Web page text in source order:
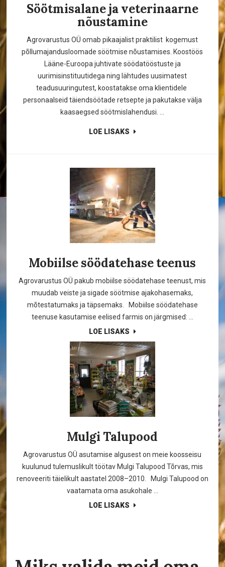
Söötmisalane ja veterinaarne
nõustamine
Agrovarustus OÜ omab pikaajalist praktilist kogemust
põllumajandusloomade söötmise nõustamises. Koostöös
Lääne-Euroopa juhtivate söödatööstuste ja
uurimisinstituutidega ning lähtudes uusimatest
teadusuuringutest, koostatakse oma klientidele
personaalseid täiendsöötade retsepte ja pakutakse välja
kaasaegsed söötmislahendusi. ...
LOE LISAKS
Mobiilse söödatehase teenus
Agrovarustus OÜ pakub mobiilse söödatehase teenust, mis
muudab veiste ja sigade söötmise ajakohasemaks,
mõtestatumaks ja täpsemaks. Mobiilse söödatehase
teenuse kasutamise eelised farmis on järgmised: ...
LOE LISAKS
Mulgi Talupood
Agrovarustus OÜ asutamise algusest on meie koosseisu
kuulunud tulemuslikult töötav Mulgi Talupood Tõrvas, mis
renoveeriti täielikult aastatel 2008–2010. Mulgi Talupood on
vaatamata oma asukohale ...
LOE LISAKS